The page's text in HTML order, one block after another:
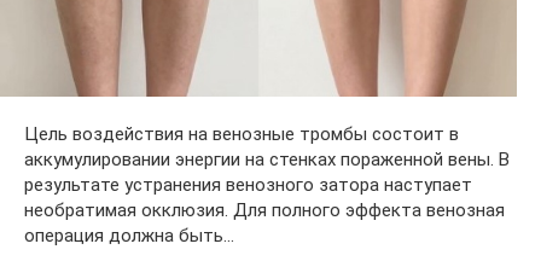
Цель воздействия на венозные тромбы состоит в
аккумулировании энергии на стенках пораженной вены. В
результате устранения венозного затора наступает
необратимая окклюзия. Для полного эффекта венозная
операция должна быть…